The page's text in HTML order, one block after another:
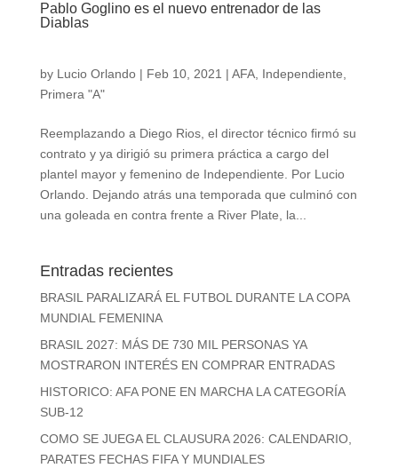
Pablo Goglino es el nuevo entrenador de las
Diablas
by Lucio Orlando| Feb 10, 2021 | AFA, Independiente
Primera "A"
Reemplazando a Diego Rios, el director técnico firmó su
contrato y ya dirigió su primera práctica a cargo del
plantel mayor y femenino de Independiente. Por Lucio
Orlando. Dejando atrás una temporada que culminó con
una goleada en contra frente a River Plate, la...
Entradas recientes
BRASIL PARALIZARÁ EL FUTBOL DURANTE LA COPA
MUNDIAL FEMENINA
BRASIL 2027: MÁS DE 730 MIL PERSONAS YA
MOSTRARON INTERÉS EN COMPRAR ENTRADAS
HISTORICO: AFA PONE EN MARCHA LA CATEGORÍA
SUB-12
COMO SE JUEGA EL CLAUSURA 2026: CALENDARIO,
PARATES FECHAS FIFA Y MUNDIALES